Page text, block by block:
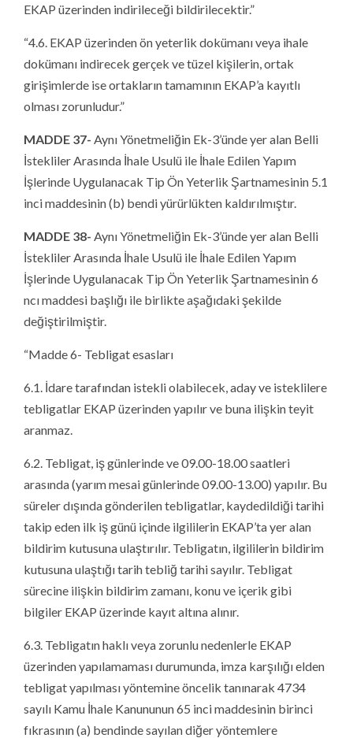
EKAP üzerinden indirileceği bildirilecektir.”
“4.6. EKAP üzerinden ön yeterlik dokümanı veya ihale
dokümanı indirecek gerçek ve tüzel kişilerin, ortak
girişimlerde ise ortakların tamamının EKAP’a kayıtlı
olması zorunludur.”
MADDE 37- Aynı Yönetmeliğin Ek-3’ünde yer alan Belli
İstekliler Arasında İhale Usulü ile İhale Edilen Yapım
İşlerinde Uygulanacak Tip Ön Yeterlik Şartnamesinin 5.1
inci maddesinin (b) bendi yürürlükten kaldırılmıştır.
MADDE 38- Aynı Yönetmeliğin Ek-3’ünde yer alan Belli
İstekliler Arasında İhale Usulü ile İhale Edilen Yapım
İşlerinde Uygulanacak Tip Ön Yeterlik Şartnamesinin 6
ncı maddesi başlığı ile birlikte aşağıdaki şekilde
değiştirilmiştir.
“Madde 6- Tebligat esasları
6.1. İdare tarafından istekli olabilecek, aday ve isteklilere
tebligatlar EKAP üzerinden yapılır ve buna ilişkin teyit
aranmaz.
6.2. Tebligat, iş günlerinde ve 09.00-18.00 saatleri
arasında (yarım mesai günlerinde 09.00-13.00) yapılır. Bu
süreler dışında gönderilen tebligatlar, kaydedildiği tarihi
takip eden ilk iş günü içinde ilgililerin EKAP’ta yer alan
bildirim kutusuna ulaştırılır. Tebligatın, ilgililerin bildirim
kutusuna ulaştığı tarih tebliğ tarihi sayılır. Tebligat
sürecine ilişkin bildirim zamanı, konu ve içerik gibi
bilgiler EKAP üzerinde kayıt altına alınır.
6.3. Tebligatın haklı veya zorunlu nedenlerle EKAP
üzerinden yapılamaması durumunda, imza karşılığı elden
tebligat yapılması yöntemine öncelik tanınarak 4734
sayılı Kamu İhale Kanununun 65 inci maddesinin birinci
fıkrasının (a) bendinde sayılan diğer yöntemlere